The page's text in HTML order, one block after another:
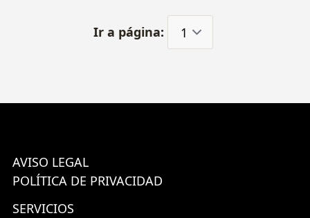
Ir a página:
AVISO LEGAL
POLÍTICA DE PRIVACIDAD
SERVICIOS